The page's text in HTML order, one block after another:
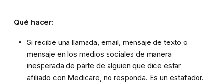
Qué hacer:
Si recibe una llamada, email, mensaje de texto o
mensaje en los medios sociales de manera
inesperada de parte de alguien que dice estar
afiliado con Medicare, no responda. Es un estafador.